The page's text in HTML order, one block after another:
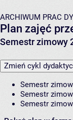
ARCHIWUM PRAC
Plan zajęć
Semestr zimowy
Zmień cykl
Semestr
Semestr
Semestr